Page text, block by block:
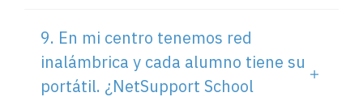
9. En mi centro tenemos red
inalámbrica y cada alumno tiene su
portátil. ¿NetSupport School